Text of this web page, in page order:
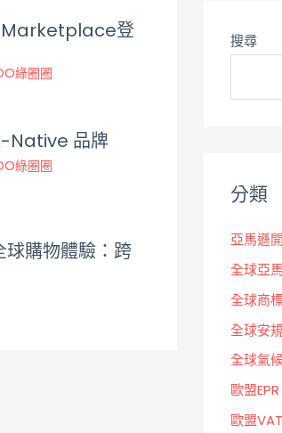
Marketplace登
綠圈圈
Native 品牌
綠圈圈
球購物體驗：跨
搜尋
分類
亞馬遜
全球亞
全球商
全球安
全球氣
歐盟EPR
歐盟VAT